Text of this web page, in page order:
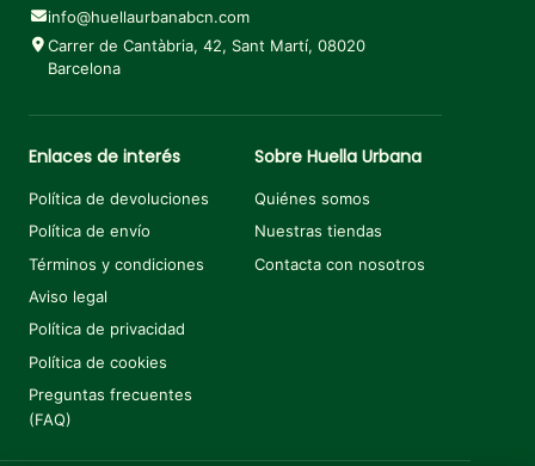
info@huellaurbanabcn.com
Carrer de Cantàbria, 42, Sant Martí, 08020
Barcelona
Enlaces de interés
Política de devoluciones
Política de envío
Términos y condiciones
Aviso legal
Política de privacidad
Política de cookies
Preguntas frecuentes
(FAQ)
Sobre Huella Urbana
Quiénes somos
Nuestras tiendas
Contacta con nosotros